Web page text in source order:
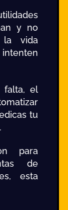
y no
la vida
falta, el
tu
para
de
esta